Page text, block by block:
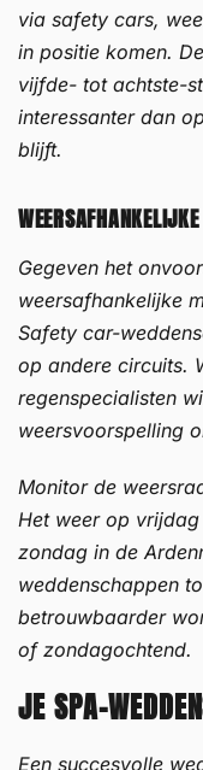
via safety cars,
in positie komen.
vijfde- tot achtste-
interessanter dan
blijft.
Gegeven het
weersafhankelijke
Safety car-
op andere circuits.
regenspecialisten
weersvoorspelling
Monitor de
Het weer op
zondag in de
weddenschappen
betrouwbaarder
of zondagochtend.
JE SPA-
Een succesvolle